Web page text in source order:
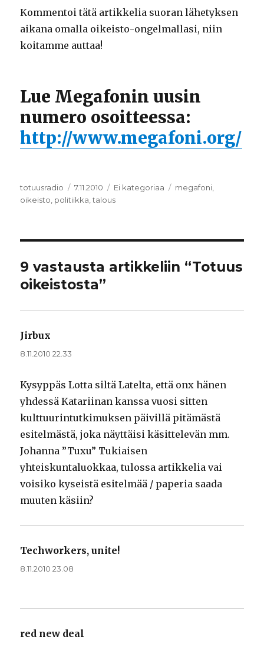
Kommentoi tätä artikkelia suoran lähetyksen
aikana omalla oikeisto-ongelmallasi, niin
koitamme auttaa!
Lue Megafonin uusin
numero osoitteessa:
http://www.megafoni.org/
Kirjoittaja
totuusradio Julkaistu
7.11.2010 Kategoriat
Ei kategoriaa Avainsanat
megafoni,
oikeisto, politiikka,talous
9 vastausta artikkeliin “Totuus
oikeistosta”
Jirbux
8.11.2010 22.33
Kysyppäs Lotta siltä Latelta, että onx hänen
yhdessä Katariinan kanssa vuosi sitten
kulttuurintutkimuksen päivillä pitämästä
esitelmästä, joka näyttäisi käsittelevän mm.
Johanna ”Tuxu” Tukiaisen
yhteiskuntaluokkaa, tulossa artikkelia vai
voisiko kyseistä esitelmää / paperia saada
muuten käsiin?
Techworkers, unite!
8.11.2010 23.08
red new deal